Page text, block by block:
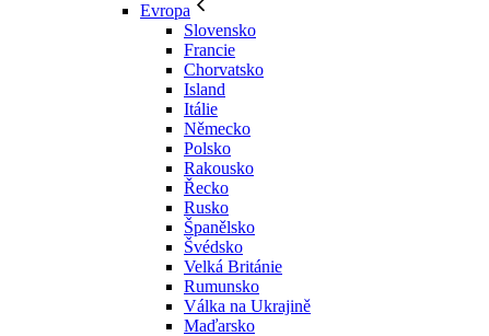
Evropa
Slovensko
Francie
Chorvatsko
Island
Itálie
Německo
Polsko
Rakousko
Řecko
Rusko
Španělsko
Švédsko
Velká Británie
Rumunsko
Válka na Ukrajině
Maďarsko